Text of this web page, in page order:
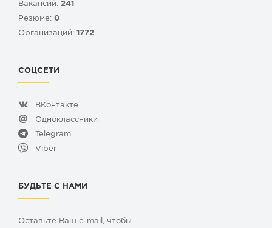
Вакансий: 241
Резюме: 0
Организаций: 1772
СОЦСЕТИ
ВКонтакте
Одноклассники
Telegram
Viber
БУДЬТЕ С НАМИ
Оставьте Ваш e-mail, чтобы